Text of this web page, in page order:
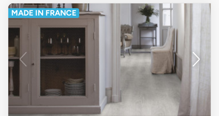
MADE IN FRANCE